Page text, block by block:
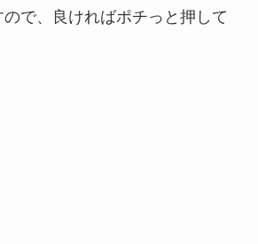
で、良ければポチっと押して